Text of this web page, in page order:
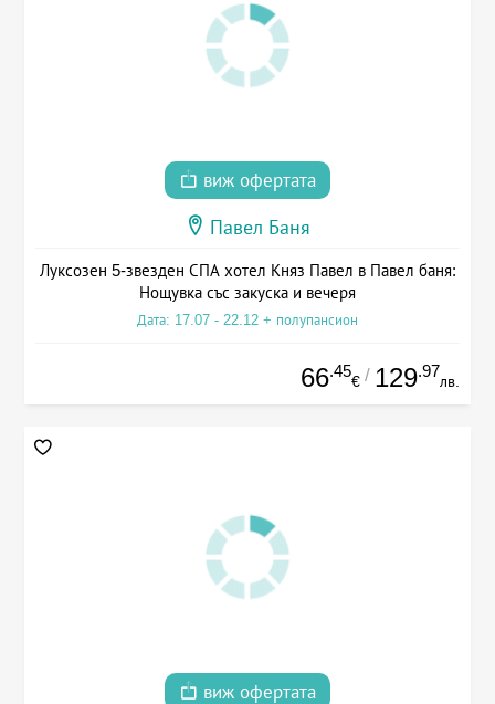
виж офертата
Павел Баня
Луксозен 5-звезден СПА хотел Княз Павел в Павел баня:
Нощувка със закуска и вечеря
Дата: 17.07 - 22.12 + полупансион
66.45
€ / 129.97
лв.
виж офертата